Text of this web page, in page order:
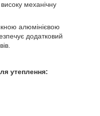
механічну
алюмінієвою
додатковий
утеплення: